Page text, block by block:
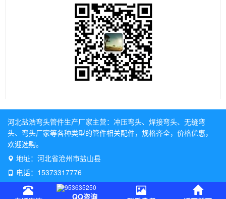
河北盐浩弯头管件生产厂家主营： 冲压弯头、 焊接弯头、 无缝弯
头、 弯头厂家等各种类型的管件相关配件，规格齐全，价格优惠，
欢迎选购。
地址：河北省沧州市盐山县
电话：15373317776
QQ咨询